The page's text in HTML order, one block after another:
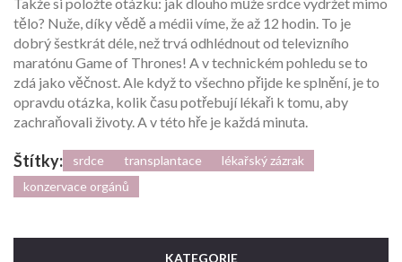
tělo? Nuže, díky vědě a médii víme, že až 12 hodin. To je
dobrý šestkrát déle, než trvá odhlédnout od televizního
maratónu Game of Thrones! A v technickém pohledu se to
zdá jako věčnost. Ale když to všechno přijde ke splnění, je to
opravdu otázka, kolik času potřebují lékaři k tomu, aby
zachraňovali životy. A v této hře je každá minuta.
Štítky: srdce transplantace
lékařský zázrak
konzervace orgánů
KATEGORIE